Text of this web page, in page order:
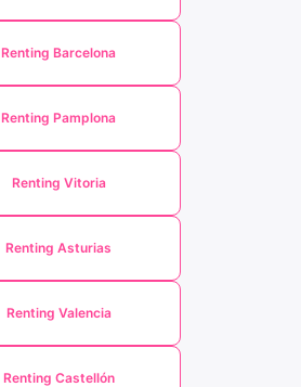
Renting Barcelona
Renting Pamplona
Renting Vitoria
Renting Asturias
Renting Valencia
Renting Castellón